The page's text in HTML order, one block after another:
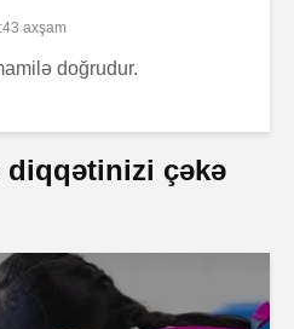
axşam
doğrudur.
diqqətinizi çəkə